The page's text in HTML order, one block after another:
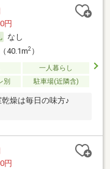
円
なし
40.1m2）
一人暮らし
別 駐車場(近隣含)
燥は毎日の味方♪
円